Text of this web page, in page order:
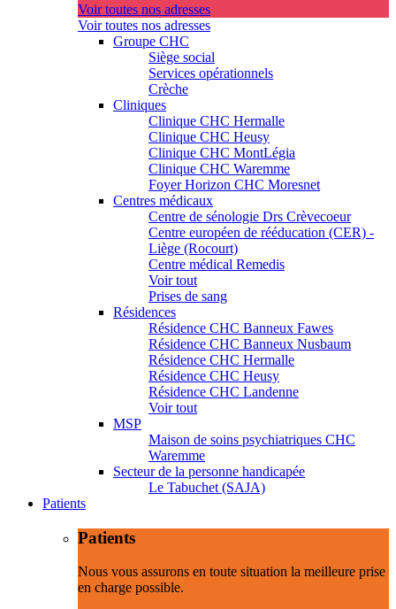
Voir toutes nos adresses
Voir toutes nos adresses
Groupe CHC
Siège social
Services opérationnels
Crèche
Cliniques
Clinique CHC Hermalle
Clinique CHC Heusy
Clinique CHC MontLégia
Clinique CHC Waremme
Foyer Horizon CHC Moresnet
Centres médicaux
Centre de sénologie Drs Crèvecoeur
Centre européen de rééducation (CER) -
Liège (Rocourt)
Centre médical Remedis
Voir tout
Prises de sang
Résidences
Résidence CHC Banneux Fawes
Résidence CHC Banneux Nusbaum
Résidence CHC Hermalle
Résidence CHC Heusy
Résidence CHC Landenne
Voir tout
MSP
Maison de soins psychiatriques CHC
Waremme
Secteur de la personne handicapée
Le Tabuchet (SAJA)
Patients
Patients
Nous vous assurons en toute situation la meilleure prise
en charge possible.